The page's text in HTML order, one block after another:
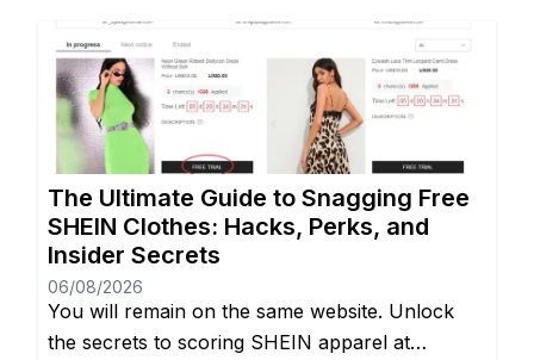
endless stream of trendy styles, the vibrant
aesthetics, and the sheer variety of options can
be incredibly addictive. However, staring down
the final checkout total […]
The Ultimate Guide to Snagging Free
SHEIN Clothes: Hacks, Perks, and
Insider Secrets
06/08/2026
You will remain on the same website. Unlock
the secrets to scoring SHEIN apparel at